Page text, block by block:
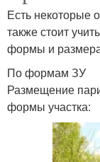
Есть некоторые
также стоит
формы и размера
По формам ЗУ
Размещение
формы участка: